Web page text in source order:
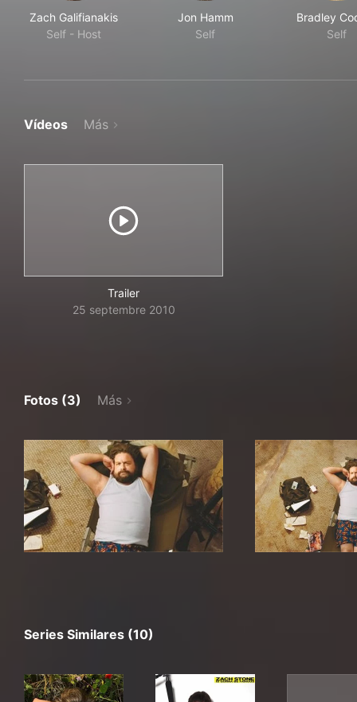
Zach Galifianakis
Self - Host
Jon Hamm
Self
Bradley
Self
Vídeos Más
Trailer
25 septembre 2010
Fotos (3) Más
Series Similares (10)